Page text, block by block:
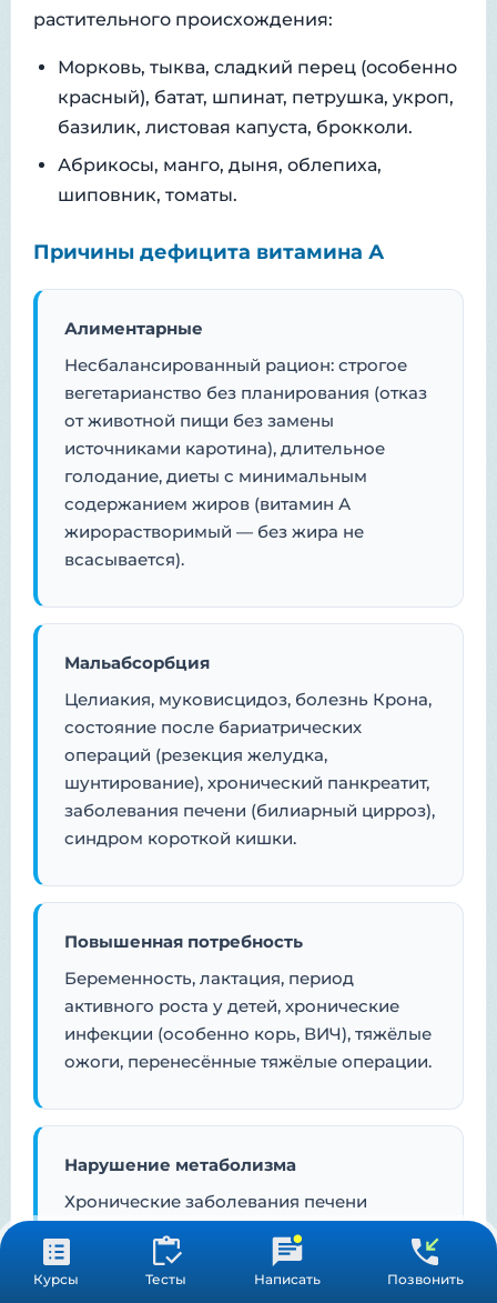
Курсы Тесты Написать Позвонить
растительного происхождения:
Морковь, тыква, сладкий перец (особенно
красный), батат, шпинат, петрушка, укроп,
базилик, листовая капуста, брокколи.
Абрикосы, манго, дыня, облепиха,
шиповник, томаты.
Причины дефицита витамина А
Алиментарные
Несбалансированный рацион: строгое
вегетарианство без планирования (отказ
от животной пищи без замены
источниками каротина), длительное
голодание, диеты с минимальным
содержанием жиров (витамин А
жирорастворимый — без жира не
всасывается).
Мальабсорбция
Целиакия, муковисцидоз, болезнь Крона,
состояние после бариатрических
операций (резекция желудка,
шунтирование), хронический панкреатит,
заболевания печени (билиарный цирроз),
синдром короткой кишки.
Повышенная потребность
Беременность, лактация, период
активного роста у детей, хронические
инфекции (особенно корь, ВИЧ), тяжёлые
ожоги, перенесённые тяжёлые операции.
Нарушение метаболизма
Хронические заболевания печени
(метаболизм ретинола); длительный
приём некоторых препаратов
(минеральное масло, холестирамин,